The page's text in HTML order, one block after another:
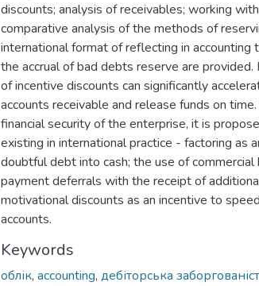
discounts; analysis of receivables; working
comparative analysis of the methods of
international format of reflecting in
the accrual of bad debts reserve are
of incentive discounts can significantly
accounts receivable and release funds on
financial security of the enterprise, it is
existing in international practice - factoring as
doubtful debt into cash; the use of
payment deferrals with the receipt of
motivational discounts as an incentive to
accounts.
Keywords
облік, accounting, дебіторська